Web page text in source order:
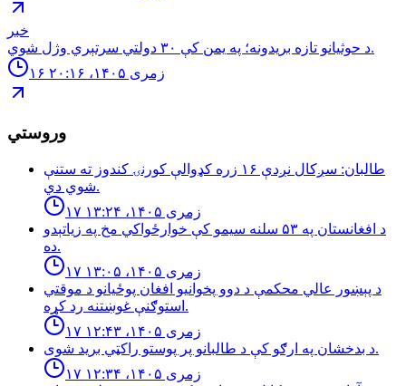
خبر
د حوثيانو تازه بريدونه؛ په يمن كې ٣٠ دولتي سرتېري وژل شوي.
۱۶ زمری ۱۴۰۵، ۲۰:۱۶
وروستي
طالبان: سږكال نږدې ١۶ زره كډوالې كورنۍ كندوز ته ستنې
شوي دي.
۱۷ زمری ۱۴۰۵، ۱۳:۲۴
د افغانستان په ۵۳ سلنه سيمو كې خوارځواکي مخ په زياتېدو
ده.
۱۷ زمری ۱۴۰۵، ۱۳:۰۵
د پېښور عالي محکمې د دوو پخوانیو افغان پوځیانو د موقتي
استوګنې غوښتنه رد کړه.
۱۷ زمری ۱۴۰۵، ۱۲:۴۳
د بدخشان په ارګو کې د طالبانو پر پوستو راکټي برید شوی.
۱۷ زمری ۱۴۰۵، ۱۲:۳۴